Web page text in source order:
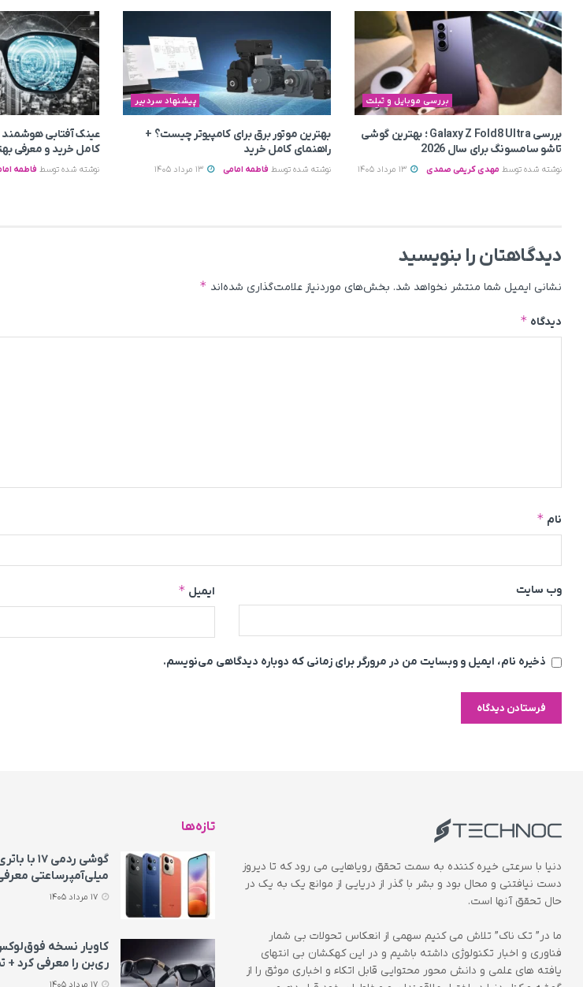
بررسی موبایل و تبلت
بررسی Galaxy Z Fold8 Ultra ؛ بهترین گوشی
تاشو سامسونگ برای سال 2026
نوشته شده توسط مهدی کریمی صمدی
پیشنهاد سردبیر
بهترین موتور برق برای کامپیوتر چیست؟ +
راهنمای کامل خرید
نوشته شده توسط فاطمه امامی 13 مرداد 1405
عینک آفتابی
کامل خرید و معرفی
نوشته شده توسط فاطمه
دیدگاهتان را بنویسید
نشانی ایمیل شما منتشر نخواهد شد. بخش‌های موردنیاز علامت‌گذاری شده‌اند *
دیدگاه *
نام *
ایمیل * وب‌ سایت
ذخیره نام، ایمیل و وبسایت من در مرورگر برای زمانی که دوباره دیدگاهی می‌نویسم.
دنیا با سرعتی خیره کننده به سمت تحقق رویاهایی می رود که تا دیروز
دست نیافتنی و محال بود و بشر با گذر از دریایی از موانع یک به یک در
حال تحقق آنها است.
ما در” تک ناک” تلاش می کنیم سهمی از انعکاس تحولات بی شمار
فناوری و اخبار تکنولوژی داشته باشیم و در این کهکشان بی انتهای
یافته های علمی و دانش محور محتوایی قابل اتکاء و اخباری موثق را از
تازه‌ها
میلی‌آمپرساعتی
کاویار نسخه
ری‌بن را معرفی کرد +